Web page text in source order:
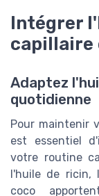
Intégrer
capillaire
Adaptez
quotidienne
Pour maintenir
est essentiel
votre routine
l'huile de ricin,
coco